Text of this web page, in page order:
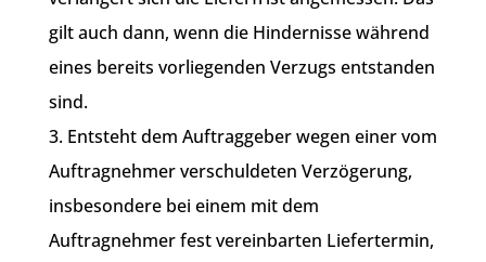
gilt auch dann, wenn die Hindernisse während
eines bereits vorliegenden Verzugs entstanden
sind.
3. Entsteht dem Auftraggeber wegen einer vom
Auftragnehmer verschuldeten Verzögerung,
insbesondere bei einem mit dem
Auftragnehmer fest vereinbarten Liefertermin,